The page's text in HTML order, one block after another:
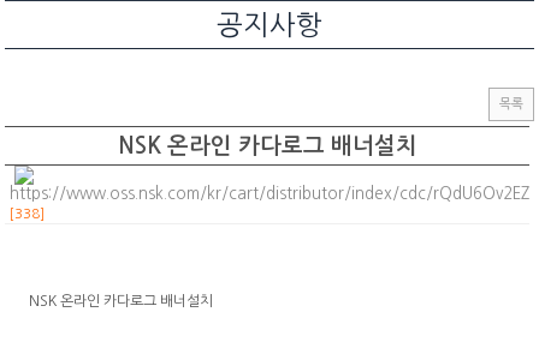
공지사항
목록
NSK 온라인 카다로그 배너설치
https://www.oss.nsk.com/kr/cart/distributor/index/cdc/rQdU6Ov2EZ
[338]
NSK 온라인 카다로그 배너설치